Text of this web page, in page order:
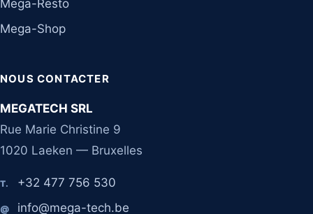
Mega-Resto
Mega-Shop
NOUS CONTACTER
MEGATECH SRL
Rue Marie Christine 9
1020 Laeken — Bruxelles
T. +32 477 756 530
@ info@mega-tech.be